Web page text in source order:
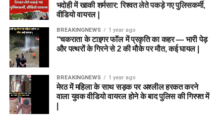
भदोही में खाकी शर्मसार: रिश्वत लेते पकड़े गए पुलिसकर्मी,
वीडियो वायरल |
BREAKINGNEWS 1 year ago
“चकराता के टाइगर फॉल में प्रकृति का कहर — भारी पेड़
और पत्थरों के गिरने से 2 की मौके पर मौत, कई घायल |
BREAKINGNEWS 1 year ago
मेरठ में महिला के साथ सड़क पर अश्लील हरकत करने
वाला युवक वीडियो वायरल होने के बाद पुलिस की गिरफ्त में